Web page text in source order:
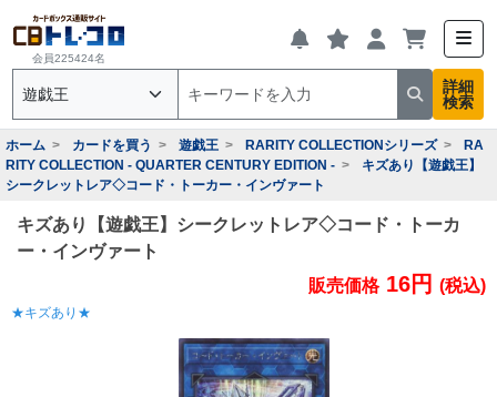
会員225424名
詳細
検索
ホーム カードを買う 遊戯王 RARITY COLLECTIONシリーズ
RA
RITY COLLECTION - QUARTER CENTURY EDITION -
キズあり【遊戯王】
シークレットレア◇コード・トーカー・インヴァート
キズあり【遊戯王】シークレットレア◇コード・トーカ
ー・インヴァート
★キズあり★
販売価格 16円 (税込)